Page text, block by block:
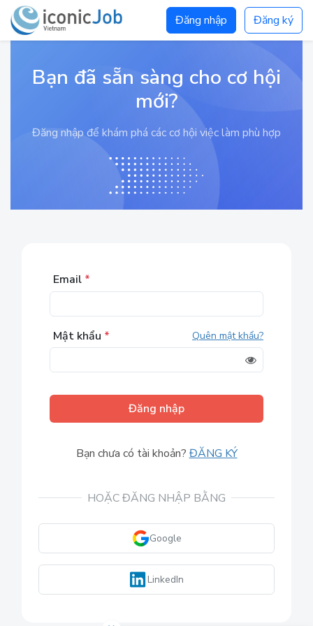
Đăng nhập Đăng ký
Bạn đã sẵn sàng cho cơ hội
mới?
Đăng nhập để khám phá các cơ hội việc làm phù hợp
Email *
Mật khẩu * Quên mật khẩu?
Đăng nhập
Bạn chưa có tài khoản? ĐĂNG KÝ
HOẶC ĐĂNG NHẬP BẰNG
Google
LinkedIn